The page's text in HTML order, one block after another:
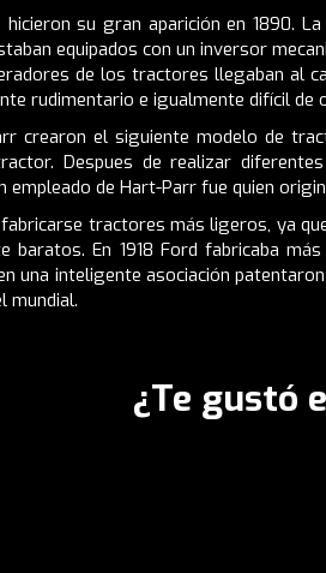
su gran aparición en 1890.
equipados con un inversor
de los tractores llegaban al
rudimentario e igualmente difícil de
crearon el siguiente modelo de
Despues de realizar
empleado de Hart-Parr fue quien
fabricarse tractores más ligeros, ya
baratos. En 1918 Ford fabricaba
una inteligente asociación
mundial.
¿Te gustó